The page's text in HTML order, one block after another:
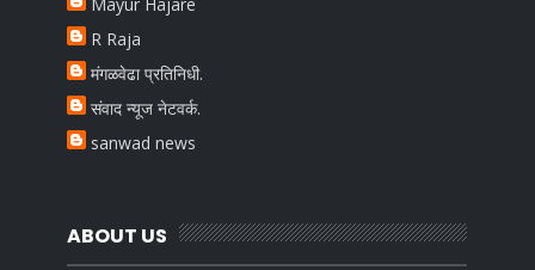
R Raja
मंगळवेढा प्रतिनिधी.
संवाद न्यूज नेटवर्क.
sanwad news
ABOUT US